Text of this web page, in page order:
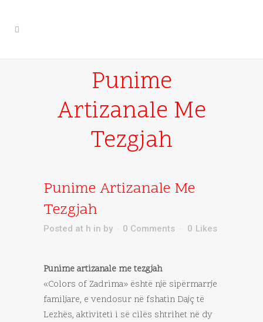
Punime
Artizanale Me
Tezgjah
Punime Artizanale Me
Tezgjah
Posted at h in by 0 Comments 0 Likes
Punime artizanale me tezgjah
«Colors of Zadrima» është një sipërmarrje
familjare, e vendosur në fshatin Dajç të
Lezhës, aktiviteti i së cilës shtrihet në dy